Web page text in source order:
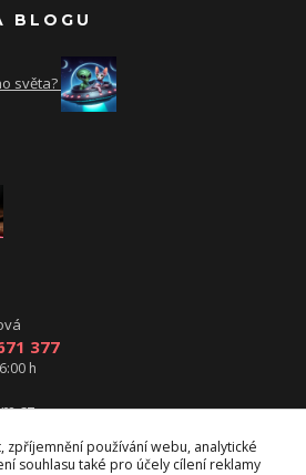
BLOGU
světa?
377
h
zpříjemnění používání webu, analytické
souhlasu také pro účely cílení reklamy